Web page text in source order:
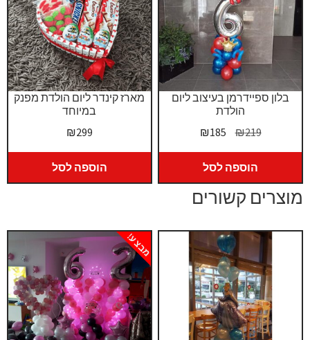
מארז קינדר ליום הולדת מפנק
במיוחד
₪299
הוספה לסל
בלון ספיידרמן בעיצוב ליום
הולדת
₪219
המחיר
היה:
₪219.
₪185
₪185.
הוספה לסל
מוצרים קשורים
מבצע!